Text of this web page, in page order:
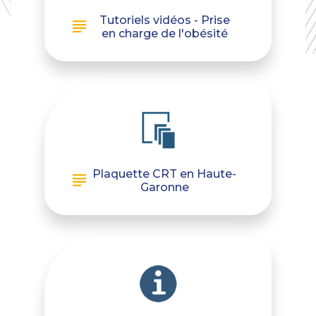
Tutoriels vidéos - Prise
en charge de l'obésité
Plaquette CRT en Haute-
Garonne